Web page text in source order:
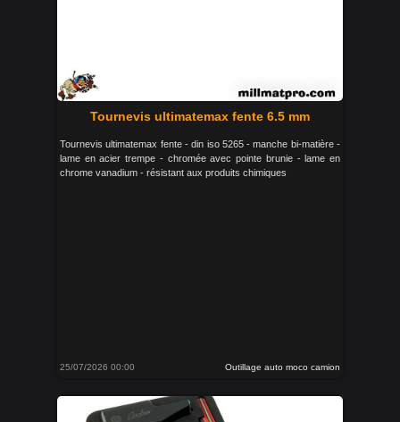
Tournevis ultimatemax fente 6.5 mm
Tournevis ultimatemax fente - din iso 5265 - manche bi-matière -
lame en acier trempe - chromée avec pointe brunie - lame en
chrome vanadium - résistant aux produits chimiques
25/07/2026 00:00 Outillage auto moco camion